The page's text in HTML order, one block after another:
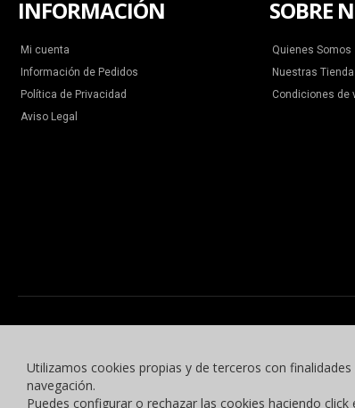
INFORMACIÓN
Mi cuenta
Información de Pedidos
Política de Privacidad
Aviso Legal
SOBRE
Quienes Somos
Nuestras
Condiciones de
© 2015 -2023 Benyben Ropa Deportiva. Todos los derechos
Utilizamos cookies propias y de terceros con
navegación.
Puedes configurar o rechazar las cookies haciendo